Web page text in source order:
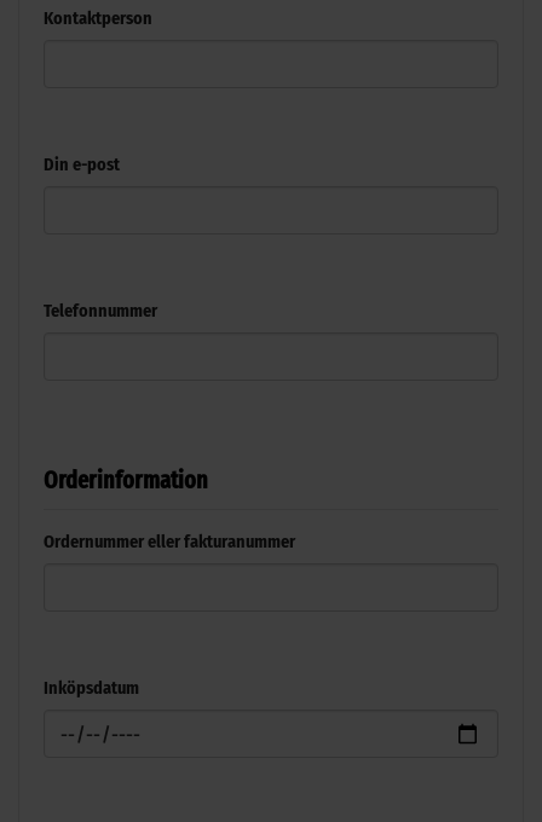
Kontaktperson
Din e-post
Telefonnummer
Orderinformation
Ordernummer eller fakturanummer
Inköpsdatum